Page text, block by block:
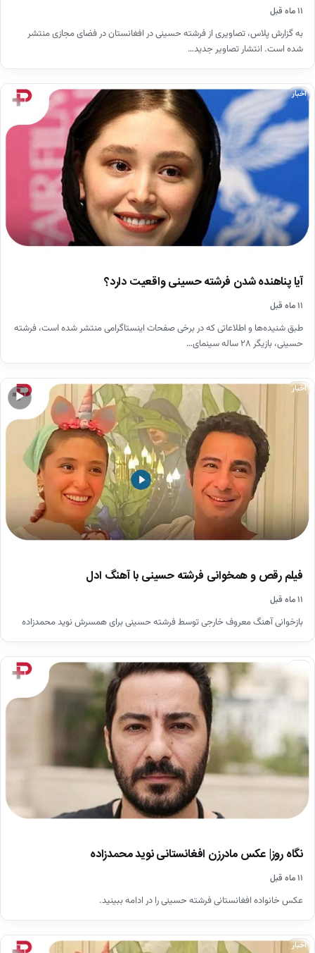
۱۱ ماه قبل
به گزارش پلاس، تصاویری از فرشته حسینی در افغانستان در فضای مجازی منتشر
شده است. انتشار تصاویر جدید…
اخبار
آیا پناهنده شدن فرشته حسینی واقعیت دارد؟
۱۱ ماه قبل
طبق شنیده‌ها و اطلاعاتی که در برخی صفحات اینستاگرامی منتشر شده است، فرشته
حسینی، بازیگر ۲۸ ساله سینمای…
▶
اخبار
فیلم رقص و همخوانی فرشته حسینی با آهنگ ادل
۱۱ ماه قبل
بازخوانی آهنگ معروف خارجی توسط فرشته حسینی برای همسرش نوید محمدزاده
نگاه روز| عکس مادرزن افغانستانی نوید محمدزاده
۱۱ ماه قبل
عکس خانواده افغانستانی فرشته حسینی را در ادامه ببینید.
اخبار